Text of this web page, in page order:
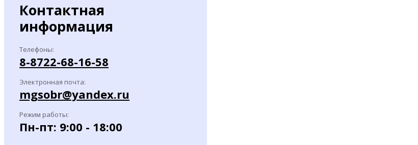
Контактная
информация
Телефоны:
8-8722-68-16-58
Электронная почта:
mgsobr@yandex.ru
Режим работы:
Пн-пт: 9:00 - 18:00